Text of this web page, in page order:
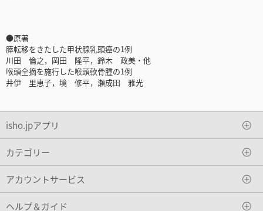
●原著
膵転移をきたした甲状腺乳頭癌の1例
川田 倫之，岡田 隆平，鈴木 政美・他
喉頭全摘を施行した喉頭軟骨腫の1例
井伊 里恵子，境 修平，瀬成田 雅光
isho.jpアプリ
カテゴリー
アカウントサービス
ヘルプ＆ガイド